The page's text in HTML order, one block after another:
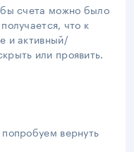
счета можно было
что к
и активный/
или проявить.
вернуть